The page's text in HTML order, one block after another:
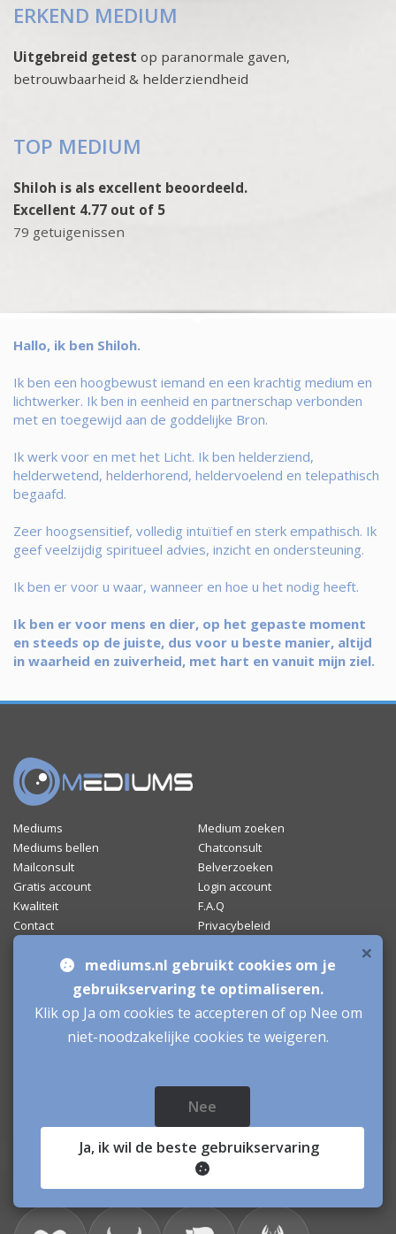
ERKEND MEDIUM
Uitgebreid getest op paranormale gaven,
betrouwbaarheid & helderziendheid
TOP MEDIUM
Shiloh is als excellent beoordeeld.
Excellent 4.77 out of 5
79 getuigenissen
Hallo, ik ben Shiloh.
Ik ben een hoogbewust iemand en een krachtig medium en
lichtwerker. Ik ben in eenheid en partnerschap verbonden
met en toegewijd aan de goddelijke Bron.
Ik werk voor en met het Licht. Ik ben helderziend,
helderwetend, helderhorend, heldervoelend en telepathisch
begaafd.
Zeer hoogsensitief, volledig intuïtief en sterk empathisch. Ik
geef veelzijdig spiritueel advies, inzicht en ondersteuning.
Ik ben er voor u waar, wanneer en hoe u het nodig heeft.
Ik ben er voor mens en dier, op het gepaste moment
en steeds op de juiste, dus voor u beste manier, altijd
in waarheid en zuiverheid, met hart en vanuit mijn ziel.
Mediums
Medium zoeken
Mediums bellen
Chatconsult
Mailconsult
Belverzoeken
Gratis account
Login account
Kwaliteit
F.A.Q
Contact
Privacybeleid
Algemene voorwaarden
Inzichten
Mediums.nl draagt sinds 2012 het officiëleWebshop
×
mediums.nl gebruikt cookies om je
gebruikservaring te optimaliseren.
Klik op Ja om cookies te accepteren of op Nee om
niet-noodzakelijke cookies te weigeren.
Nee
Ja, ik wil de beste gebruikservaring